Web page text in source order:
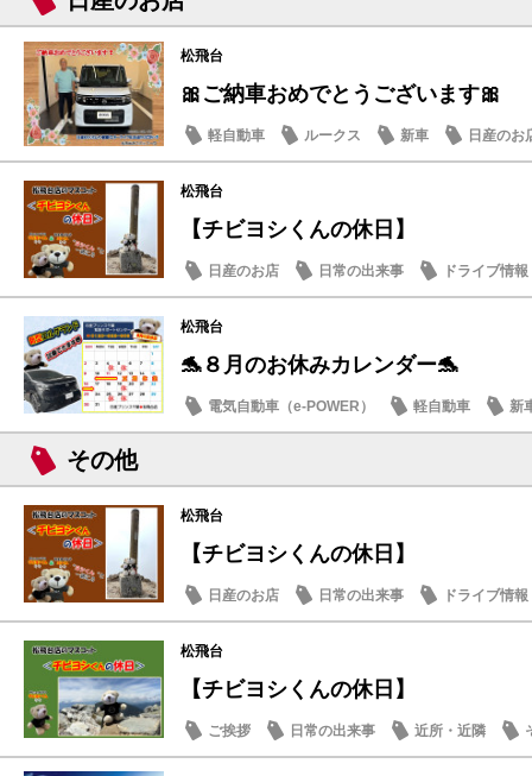
松飛台
🎀ご納車おめでとうございます🎀
軽自動車 ルークス 新車 日産のお
松飛台
【チビヨシくんの休日】
日産のお店 日常の出来事 ドライブ情報
松飛台
🐬８月のお休みカレンダー🐬
電気自動車（e-POWER） 軽自動車
新
日産のお店
その他
松飛台
【チビヨシくんの休日】
日産のお店 日常の出来事 ドライブ情報
松飛台
【チビヨシくんの休日】
ご挨拶 日常の出来事 近所・近隣